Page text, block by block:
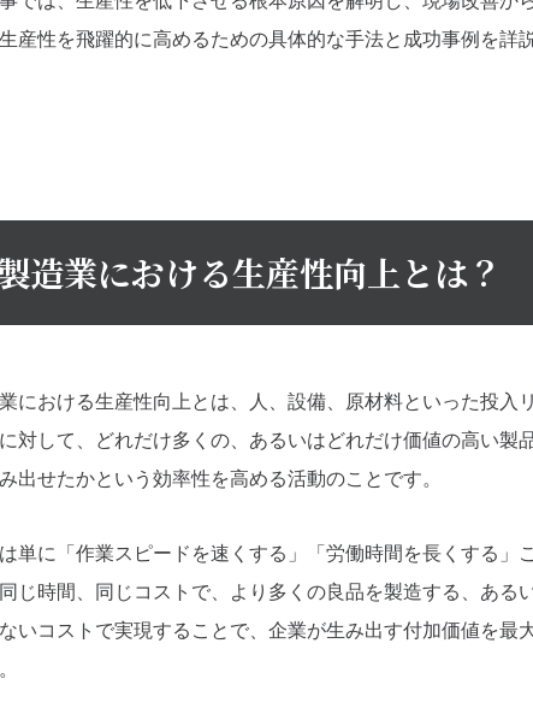
産性を飛躍的に高めるための具体的な手法と成功事例を詳
造業における生産性向上とは？
における生産性向上とは、人、設備、原材料といった投入
に対して、どれだけ多くの、あるいはどれだけ価値の高い製
出せたかという効率性を高める活動のことです。
単に「作業スピードを速くする」「労働時間を長くする」
じ時間、同じコストで、より多くの良品を製造する、ある
いコストで実現することで、企業が生み出す付加価値を最